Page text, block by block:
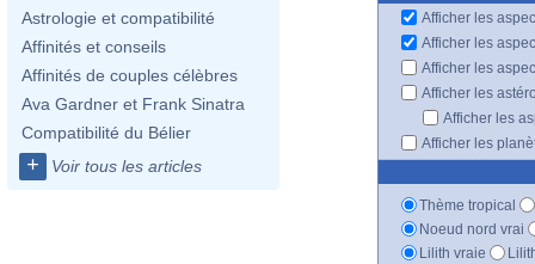
Astrologie et compatibilité
Affinités et conseils
Affinités de couples célèbres
Ava Gardner et Frank Sinatra
Compatibilité du Bélier
+ Voir tous les articles
Afficher les
Afficher les
Afficher les
Afficher les
Afficher les
Afficher les
Thème tropical
Noeud nord vrai
Lilith vraie